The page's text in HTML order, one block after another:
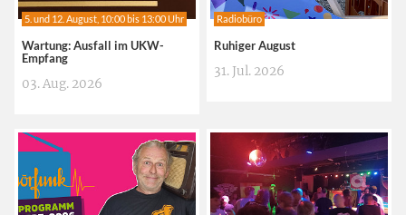
5. und 12. August, 10:00 bis 13:00 Uhr
Wartung: Ausfall im UKW-
Empfang
03. Aug. 2026
Radiobüro
Ruhiger August
31. Jul. 2026